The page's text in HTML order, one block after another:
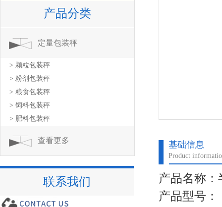
基础信息
Product
产品名称
产品型号：
产品分类
定量包装秤
> 颗粒包装秤
> 粉剂包装秤
> 粮食包装秤
> 饲料包装秤
> 肥料包装秤
查看更多
联系我们